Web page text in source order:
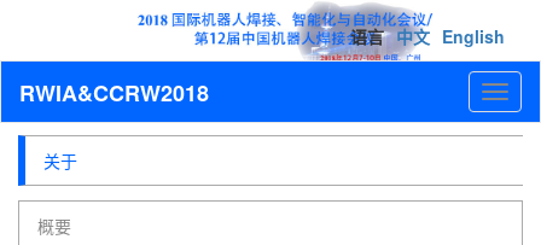
语言 中文 English
RWIA&CCRW2018
关于
概要